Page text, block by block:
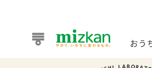
おう